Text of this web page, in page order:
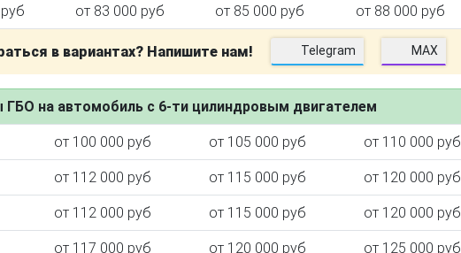
от 83 000 руб от 85 000 руб от 88 000 руб
в вариантах? Напишите нам! Telegram MAX
ГБО на автомобиль с 6-ти цилиндровым двигателем
от 100 000 руб от 105 000 руб от 110 000 руб
от 112 000 руб от 115 000 руб от 120 000 руб
от 112 000 руб от 115 000 руб от 120 000 руб
от 117 000 руб от 120 000 руб от 125 000 руб